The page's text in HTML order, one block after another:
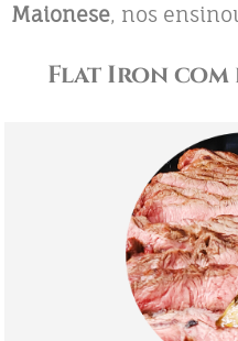
Maionese, nos
Flat Iron com